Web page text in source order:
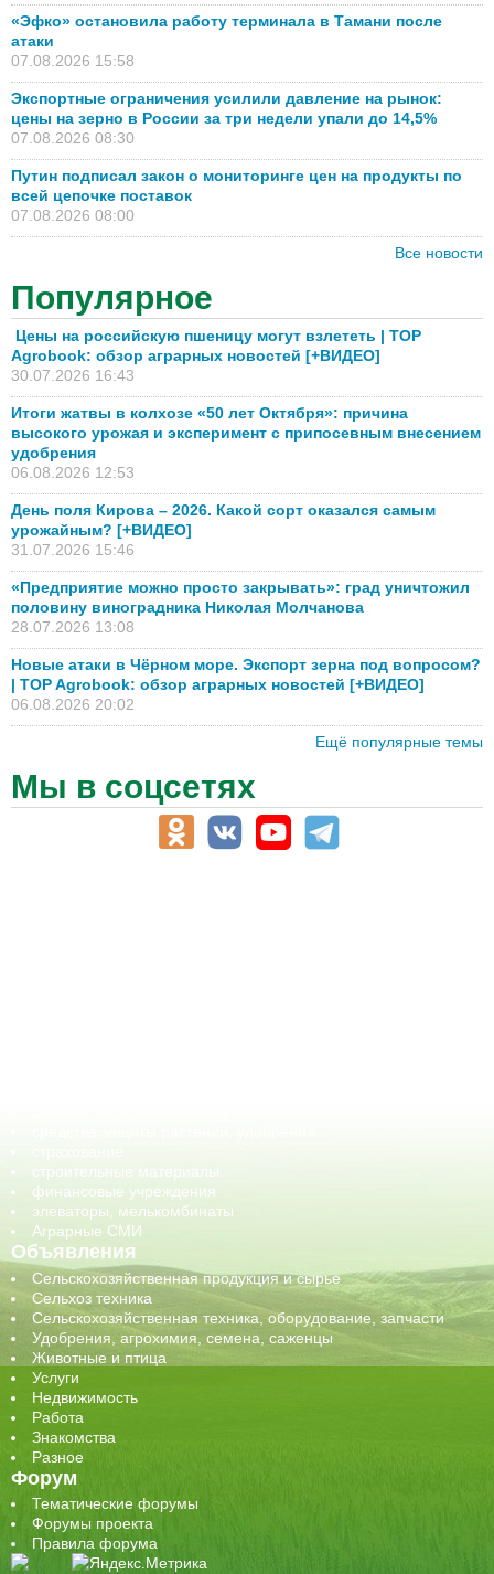
«Эфко» остановила работу терминала в Тамани после
атаки
07.08.2026 15:58
Экспортные ограничения усилили давление на рынок:
цены на зерно в России за три недели упали до 14,5%
07.08.2026 08:30
Путин подписал закон о мониторинге цен на продукты по
всей цепочке поставок
07.08.2026 08:00
Все новости
Популярное
Цены на российскую пшеницу могут взлететь | TOP
Agrobook: обзор аграрных новостей [+ВИДЕО]
30.07.2026 16:43
Итоги жатвы в колхозе «50 лет Октября»: причина
высокого урожая и эксперимент с припосевным внесением
удобрения
06.08.2026 12:53
День поля Кирова – 2026. Какой сорт оказался самым
урожайным? [+ВИДЕО]
31.07.2026 15:46
«Предприятие можно просто закрывать»: град уничтожил
половину виноградника Николая Молчанова
28.07.2026 13:08
Новые атаки в Чёрном море. Экспорт зерна под вопросом?
| TOP Agrobook: обзор аграрных новостей [+ВИДЕО]
06.08.2026 20:02
Ещё популярные темы
Мы в соцсетях
строительные материалы
финансовые учреждения
элеваторы, мелькомбинаты
Аграрные СМИ
Объявления
Сельскохозяйственная продукция и сырье
Сельхоз техника
Сельскохозяйственная техника, оборудование, запчасти
Удобрения, агрохимия, семена, саженцы
Животные и птица
Услуги
Недвижимость
Работа
Знакомства
Разное
Форум
Тематические форумы
Форумы проекта
Правила форума